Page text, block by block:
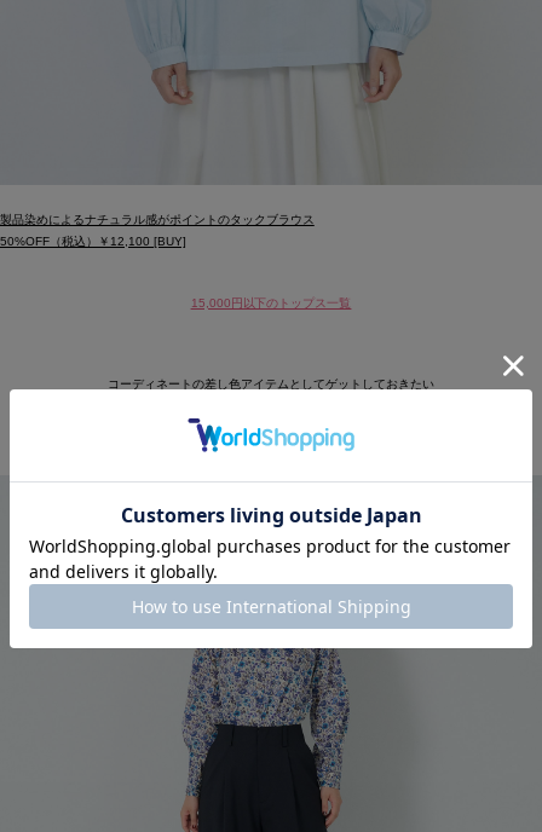
製品染めによるナチュラル感がポイントのタックブラウス
50%OFF（税込）￥12,100 [BUY]
15,000円以下のトップス一覧
コーディネートの差し色アイテムとしてゲットしておきたい
パンツはぜひ色違いでも！